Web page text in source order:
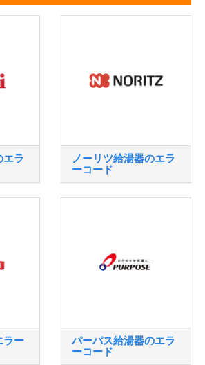
エラ
ノーリツ給湯器のエラ
ーコード
ラー
パーパス給湯器のエラ
ーコード